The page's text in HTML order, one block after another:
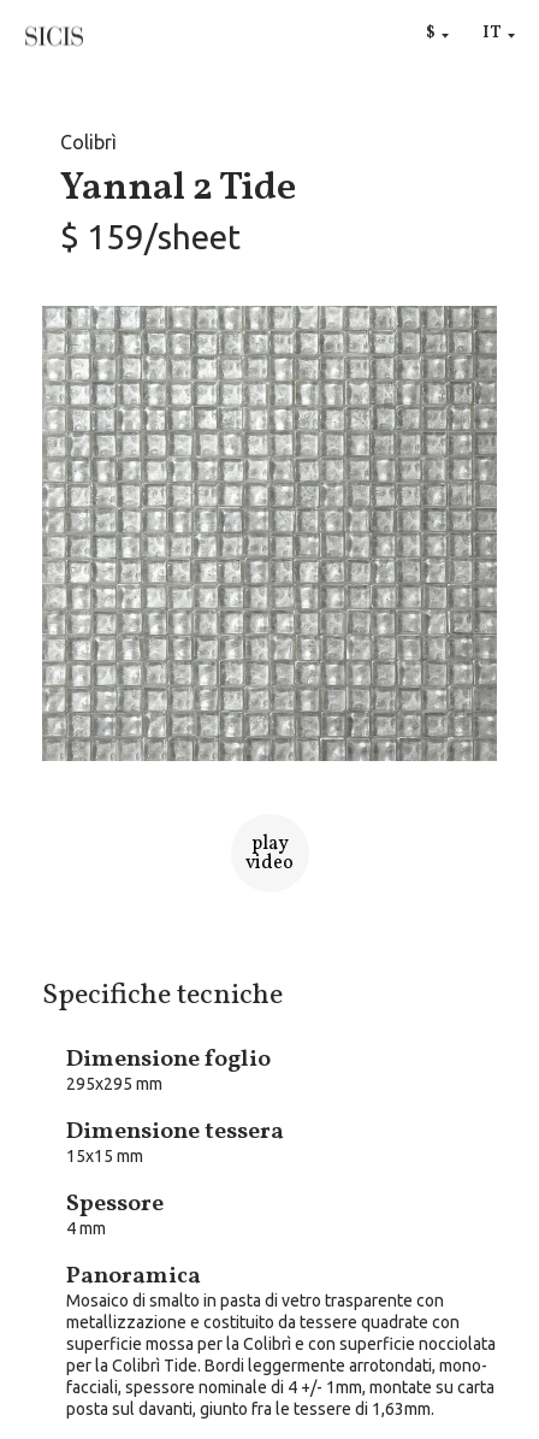
$€ IT
RU
Colibrì
Yannal 2 Tide
$ 159/sheet
play
video
Specifiche tecniche
Dimensione foglio
295x295 mm
Dimensione tessera
15x15 mm
Spessore
4 mm
Panoramica
Mosaico di smalto in pasta di vetro trasparente con
metallizzazione e costituito da tessere quadrate con
superficie mossa per la Colibrì e con superficie nocciolata
per la Colibrì Tide. Bordi leggermente arrotondati, mono-
facciali, spessore nominale di 4 +/- 1mm, montate su carta
posta sul davanti, giunto fra le tessere di 1,63mm.